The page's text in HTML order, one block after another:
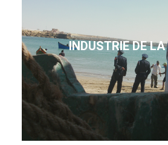
INDUSTRIE DE LA